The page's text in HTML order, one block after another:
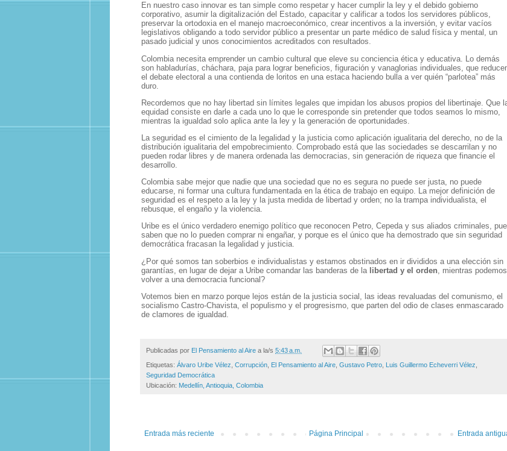
En nuestro caso innovar es tan simple como respetar y hacer cumplir la ley y el debido gobierno
corporativo, asumir la digitalización del Estado, capacitar y calificar a todos los servidores públicos,
preservar la ortodoxia en el manejo macroeconómico, crear incentivos a la inversión, y evitar vacíos
legislativos obligando a todo servidor público a presentar un parte médico de salud física y mental, un
pasado judicial y unos conocimientos acreditados con resultados.
Colombia necesita emprender un cambio cultural que eleve su conciencia ética y educativa. Lo demás
son habladurías, cháchara, paja para lograr beneficios, figuración y vanaglorias individuales, que
el debate electoral a una contienda de loritos en una estaca haciendo bulla a ver quién “parlotea” más
duro.
Recordemos que no hay libertad sin límites legales que impidan los abusos propios del libertinaje. Que
equidad consiste en darle a cada uno lo que le corresponde sin pretender que todos seamos lo mismo,
mientras la igualdad solo aplica ante la ley y la generación de oportunidades.
La seguridad es el cimiento de la legalidad y la justicia como aplicación igualitaria del derecho, no de la
distribución igualitaria del empobrecimiento. Comprobado está que las sociedades se descarrilan y no
pueden rodar libres y de manera ordenada las democracias, sin generación de riqueza que financie el
desarrollo.
Colombia sabe mejor que nadie que una sociedad que no es segura no puede ser justa, no puede
educarse, ni formar una cultura fundamentada en la ética de trabajo en equipo. La mejor definición de
seguridad es el respeto a la ley y la justa medida de libertad y orden; no la trampa individualista, el
rebusque, el engaño y la violencia.
Uribe es el único verdadero enemigo político que reconocen Petro, Cepeda y sus aliados criminales,
saben que no lo pueden comprar ni engañar, y porque es el único que ha demostrado que sin seguridad
democrática fracasan la legalidad y justicia.
¿Por qué somos tan soberbios e individualistas y estamos obstinados en ir divididos a una elección sin
garantías, en lugar de dejar a Uribe comandar las banderas de la libertad y el orden , mientras podemos
volver a una democracia funcional?
Votemos bien en marzo porque lejos están de la justicia social, las ideas revaluadas del comunismo, el
socialismo Castro-Chavista, el populismo y el progresismo, que parten del odio de clases enmascarado
de clamores de igualdad.
Publicadas por El Pensamiento al Aire a la/s 5:43 a.m.
Etiquetas: Álvaro Uribe Vélez Corrupción El Pensamiento al Aire Gustavo Petro Luis Guillermo Echeverri Vélez
Seguridad Democrática
Ubicación: Medellín, Antioquia, Colombia
Entrada más reciente Entrada
Página Principal